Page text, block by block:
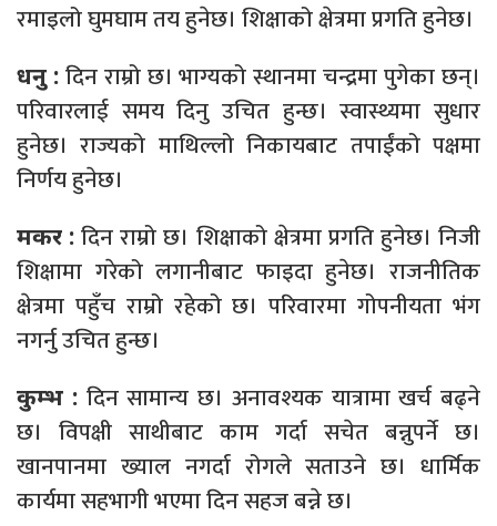
रमाइलो घुमघाम तय हुनेछ। शिक्षाको क्षेत्रमा प्रगति हुनेछ।
धनु : दिन राम्रो छ। भाग्यको स्थानमा चन्द्रमा पुगेका छन्।
परिवारलाई समय दिनु उचित हुन्छ। स्वास्थ्यमा सुधार
हुनेछ। राज्यको माथिल्लो निकायबाट तपाईंको पक्षमा
निर्णय हुनेछ।
मकर :दिन राम्रो छ। शिक्षाको क्षेत्रमा प्रगति हुनेछ। निजी
शिक्षामा गरेको लगानीबाट फाइदा हुनेछ। राजनीतिक
क्षेत्रमा पहुँच राम्रो रहेको छ। परिवारमा गोपनीयता भंग
नगर्नु उचित हुन्छ।
कुम्भ :दिन सामान्य छ। अनावश्यक यात्रामा खर्च बढ्ने
छ। विपक्षी साथीबाट काम गर्दा सचेत बन्नुपर्ने छ।
खानपानमा ख्याल नगर्दा रोगले सताउने छ। धार्मिक
कार्यमा सहभागी भएमा दिन सहज बन्ने छ।